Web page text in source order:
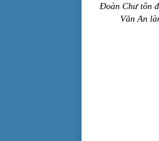
Đoàn Chư tôn
Văn An